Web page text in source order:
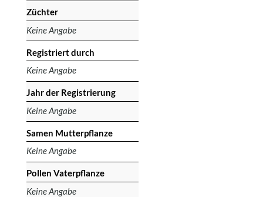
Züchter
Keine Angabe
Registriert durch
Keine Angabe
Jahr der Registrierung
Keine Angabe
Samen Mutterpflanze
Keine Angabe
Pollen Vaterpflanze
Keine Angabe